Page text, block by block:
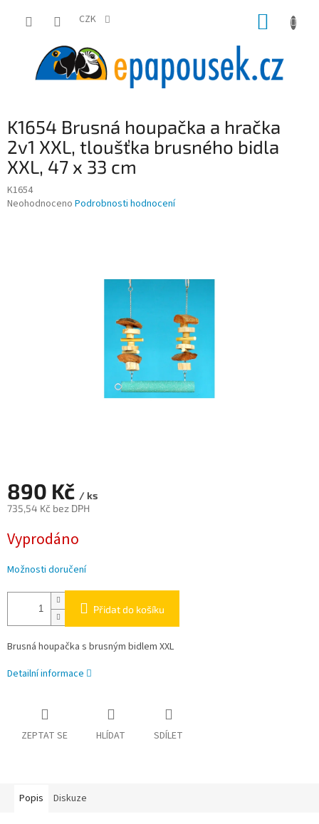
CZK
K1654 Brusná houpačka a hračka
2v1 XXL, tloušťka brusného bidla
XXL, 47 x 33 cm
K1654
Průměrné
Neohodnoceno Podrobnosti hodnocení
890 Kč / ks
735,54 Kč bez DPH
cena:
Vyprodáno
Možnosti doručení
Přidat do košíku
Brusná houpačka s brusným bidlem XXL
Detailní informace
ZEPTAT SE HLÍDAT SDÍLET
Popis Diskuze